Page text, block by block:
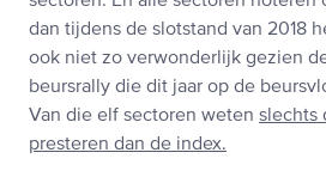
dan tijdens de slotstand van 2018
ook niet zo verwonderlijk gezien
beursrally die dit jaar op de
Van die elf sectoren weten slechts
presteren dan de index.